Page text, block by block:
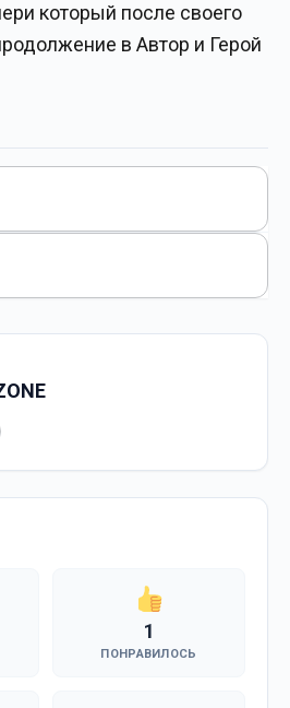
который после своего
в Автор и Герой
1
ПОНРАВИЛОСЬ